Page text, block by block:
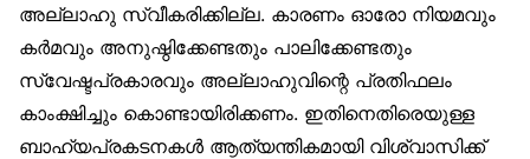
അല്ലാഹു സ്വീകരിക്കില്ല. കാരണം ഓരോ നിയമവും
കർമവും അനുഷ്ഠിക്കേണ്ടതും പാലിക്കേണ്ടതും
സ്വേഷ്ടപ്രകാരവും അല്ലാഹുവിന്റെ പ്രതിഫലം
കാംക്ഷിച്ചും കൊണ്ടായിരിക്കണം. ഇതിനെതിരെയുള്ള
ബാഹ്യപ്രകടനകൾ ആത്യന്തികമായി വിശ്വാസിക്ക്